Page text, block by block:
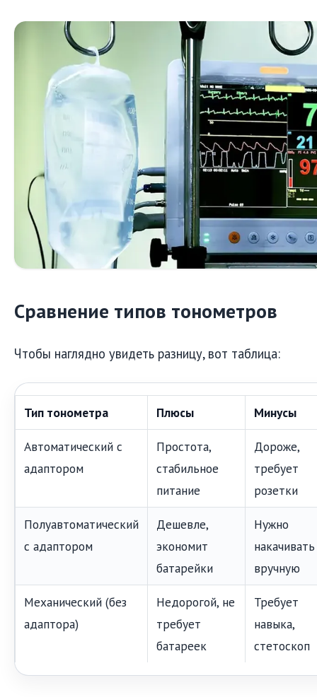
Сравнение типов тонометров
Чтобы наглядно увидеть разницу, вот таблица:
Тип тонометра Плюсы Минусы
Автоматический с
адаптором
Простота,
стабильное
питание
Дороже,
требует
розетки
Полуавтоматический
с адаптором
Дешевле,
экономит
батарейки
Нужно
накачивать
вручную
Механический (без
адаптора)
Недорогой, не
требует
батареек
Требует
навыка,
стетоскоп